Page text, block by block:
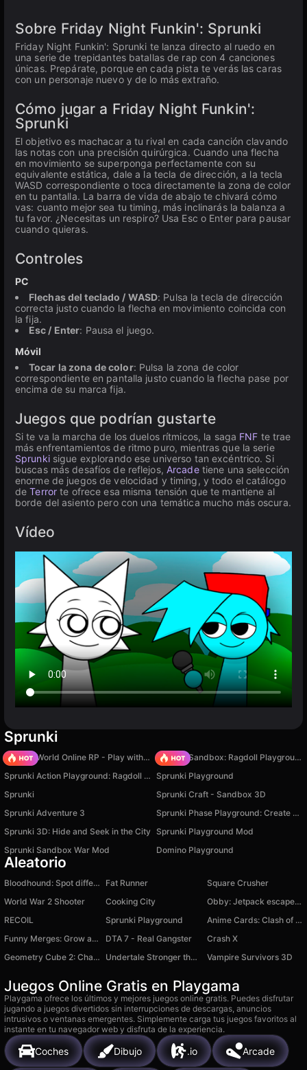
Sobre Friday Night Funkin': Sprunki
Friday Night Funkin': Sprunki te lanza directo al ruedo en
una serie de trepidantes batallas de rap con 4 canciones
únicas. Prepárate, porque en cada pista te verás las caras
con un personaje nuevo y de lo más extraño.
Cómo jugar a Friday Night Funkin':
Sprunki
El objetivo es machacar a tu rival en cada canción clavando
las notas con una precisión quirúrgica. Cuando una flecha
en movimiento se superponga perfectamente con su
equivalente estática, dale a la tecla de dirección, a la tecla
WASD correspondiente o toca directamente la zona de color
en tu pantalla. La barra de vida de abajo te chivará cómo
vas: cuanto mejor sea tu timing, más inclinarás la balanza a
tu favor. ¿Necesitas un respiro? Usa Esc o Enter para pausar
cuando quieras.
Controles
PC
Flechas del teclado / WASD: Pulsa la tecla de dirección
correcta justo cuando la flecha en movimiento coincida con
la fija.
Esc / Enter: Pausa el juego.
Móvil
Tocar la zona de color: Pulsa la zona de color
correspondiente en pantalla justo cuando la flecha pase por
encima de su marca fija.
Juegos que podrían gustarte
Si te va la marcha de los duelos rítmicos, la saga FNF te trae
más enfrentamientos de ritmo puro, mientras que la serie
Sprunkisigue explorando ese universo tan excéntrico. Si
buscas más desafíos de reflejos, Arcadetiene una selección
enorme de juegos de velocidad y timing, y todo el catálogo
deTerror te ofrece esa misma tensión que te mantiene al
borde del asiento pero con una temática mucho más oscura.
Vídeo
Sprunki
Sprunki World Online RP - Play with Friends!
Sprunki Sandbox: Ragdoll Playground Mode
Sprunki Action Playground: Ragdoll Sandbox
Sprunki Playground
Sprunki
Sprunki Craft - Sandbox 3D
Sprunki Adventure 3
Sprunki Phase Playground: Create Sprunki and Music
Sprunki 3D: Hide and Seek in the City Sprunki Playground Mod
Sprunki Sandbox War Mod
Domino Playground
Aleatorio
Bloodhound: Spot differences Fat Runner
Square Crusher
World War 2 Shooter
Cooking City
Obby: Jetpack escape! +1 speed
RECOIL
Sprunki Playground
Anime Cards: Clash of Worlds
Funny Merges: Grow a Flower
DTA 7 - Real Gangster
Crash X
Geometry Cube 2: Challenge
Undertale Stronger than You Vampire Survivors 3D
Juegos Online Gratis en Playgama
Playgama ofrece los últimos y mejores juegos online gratis. Puedes disfrutar
jugando a juegos divertidos sin interrupciones de descargas, anuncios
intrusivos o ventanas emergentes. Simplemente carga tus juegos favoritos al
instante en tu navegador web y disfruta de la experiencia.
Coches Dibujo .io Arcade